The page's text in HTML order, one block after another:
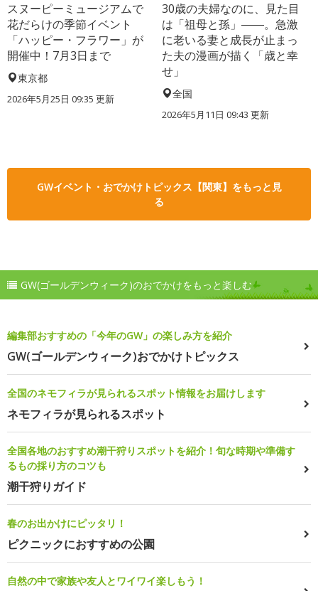
スヌーピーミュージアムで
花だらけの季節イベント
「ハッピー・フラワー」が
開催中！7月3日まで
東京都
2026年5月25日 09:35 更新
30歳の夫婦なのに、見た目
は「祖母と孫」――。急激
に老いる妻と成長が止まっ
た夫の漫画が描く「歳と幸
せ」
全国
2026年5月11日 09:43 更新
GWイベント・おでかけトピックス【関東】をもっと見
る
GW(ゴールデンウィーク)のおでかけをもっと楽しむ
編集部おすすめの「今年のGW」の楽しみ方を紹介
GW(ゴールデンウィーク)おでかけトピックス
全国のネモフィラが見られるスポット情報をお届けします
ネモフィラが見られるスポット
全国各地のおすすめ潮干狩りスポットを紹介！旬な時期や準備す
るもの採り方のコツも
潮干狩りガイド
春のお出かけにピッタリ！
ピクニックにおすすめの公園
自然の中で家族や友人とワイワイ楽しもう！